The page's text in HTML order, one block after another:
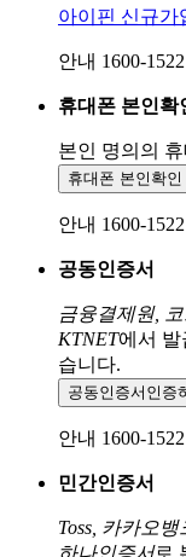
아이핀 신규가
안내 1600-1522
휴대폰 본인확
본인 명의의
휴대폰 본인확인
안내 1600-1522
공동인증서
금융결제원,
KTNET에서 발
습니다.
공동인증서 인증
안내 1600-1522
민간인증서
Toss, 카카오